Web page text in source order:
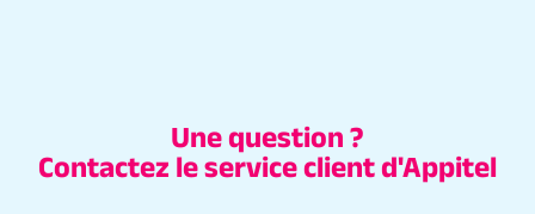
Une question ?
Contactez le service client d'Appitel